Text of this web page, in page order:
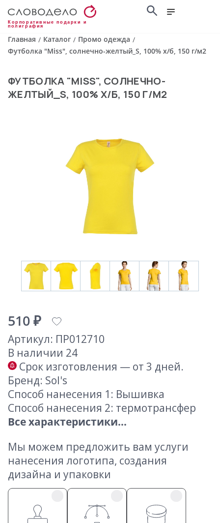
Корпоративные подарки и
полиграфия
Главная / Каталог / Промо одежда /
Футболка "Miss", солнечно-желтый_S, 100% х/б, 150 г/м2
ФУТБОЛКА "MISS", СОЛНЕЧНО-
ЖЕЛТЫЙ_S, 100% Х/Б, 150 Г/М2
510 ₽
Артикул: ПР012710
В наличии 24
Срок изготовления — от 3 дней.
Бренд: Sol's
Способ нанесения 1: Вышивка
Способ нанесения 2: термотрансфер
Все характеристики...
Мы можем предложить вам услуги
нанесения логотипа, создания
дизайна и упаковки